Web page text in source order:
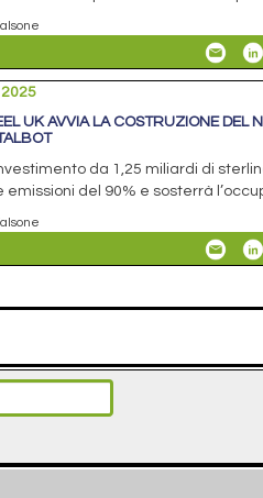
UK AVVIA LA COSTRUZIONE DEL
da 1,25 miliardi di
emissioni del 90% e sosterrà